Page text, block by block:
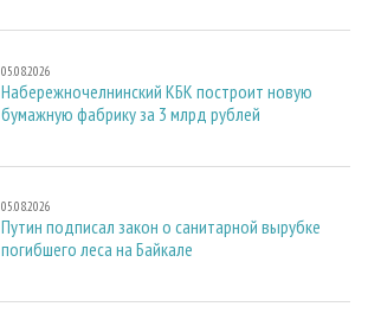
05.08.2026
Набережночелнинский КБК построит новую
бумажную фабрику за 3 млрд рублей
05.08.2026
Путин подписал закон о санитарной вырубке
погибшего леса на Байкале